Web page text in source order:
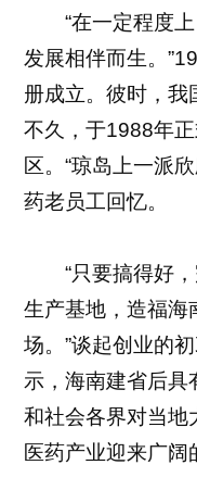
“在一定程度上
发展相伴而生。
册成立。彼时，我
不久，于1988年
区。“琼岛上一派
药老员工回忆。
“只要搞得好，
生产基地，造福海
场。”谈起创业的
示，海南建省后具
和社会各界对当地
医药产业迎来广阔